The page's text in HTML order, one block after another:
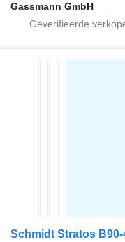
Gassmann GmbH
Schmidt Stratos